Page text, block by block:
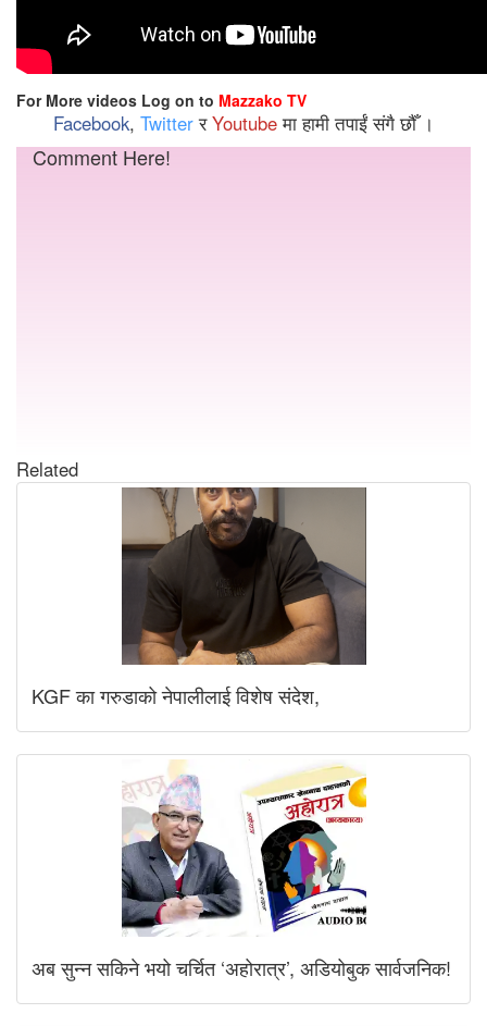
For More videos Log on to Mazzako TV
Facebook, TwitterरYoutubeमा हामी तपाईं संगै छौँ ।
Comment Here!
Related
KGF का गरुडाको नेपालीलाई विशेष संदेश,
अब सुन्न सकिने भयो चर्चित ‘अहोरात्र’, अडियोबुक सार्वजनिक!